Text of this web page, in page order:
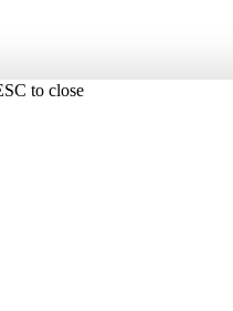
to close